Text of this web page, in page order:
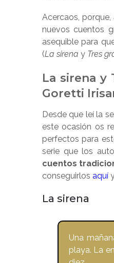
Acercaos,
nuevos cuentos
asequible para
(La sirena y Tres
La sirena y
Goretti
Desde que leí la
este ocasión os
perfectos para
serie que los
cuentos
conseguirlos aquí
La sirena
Una
playa. La